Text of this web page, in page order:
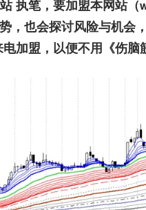
执笔，要加盟本网站（
，也会探讨风险与机会
电加盟，以便不用《伤脑